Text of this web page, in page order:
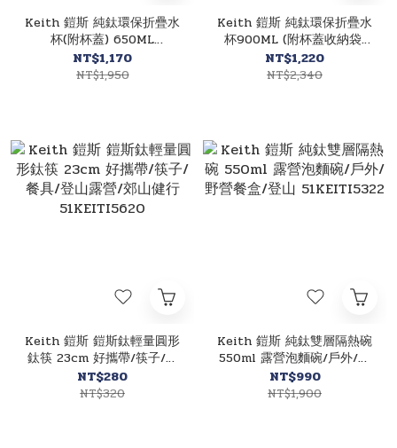
Keith 鎧斯 純鈦環保折疊水
杯(附杯蓋) 650ML
52KEITI3208
NT$1,170
NT$1,950
Keith 鎧斯 純鈦環保折疊水
杯900ML (附杯蓋收納袋)
摺疊手把/便攜/露營/野炊/
環保餐具 52KEITI3209
NT$1,220
NT$2,340
Keith 鎧斯 鎧斯鈦輕量圓形
鈦筷 23cm 好攜帶/筷子/餐
具/登山露營/郊山健行
51KEITI5620
NT$280
NT$320
Keith 鎧斯 純鈦雙層隔熱碗
550ml 露營泡麵碗/戶外/野
營餐盒/登山 51KEITI5322
NT$990
NT$1,900